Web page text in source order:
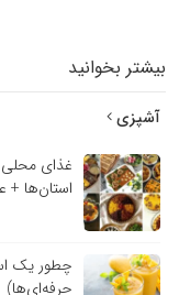
بیشتر بخوانید
آشپزی
غذای محلی
استان‌ها
چطور یک
حرفه‌ای‌ها)